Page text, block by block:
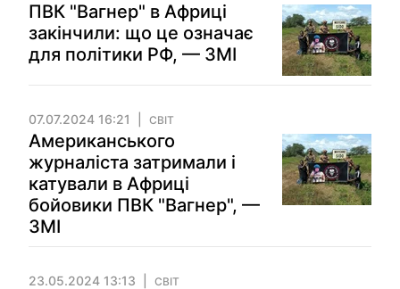
ПВК "Вагнер" в Африці
закінчили: що це означає
для політики РФ, — ЗМІ
07.07.2024 16:21 СВІТ
Американського
журналіста затримали і
катували в Африці
бойовики ПВК "Вагнер", —
ЗМІ
23.05.2024 13:13 СВІТ